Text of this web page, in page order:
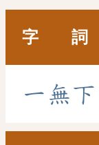
字 詞
一 無下